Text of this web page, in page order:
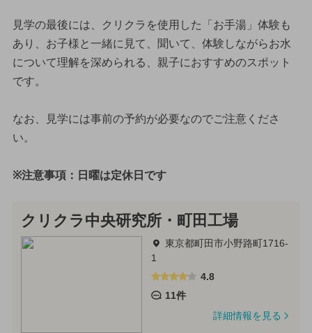
見学の最後には、クリクラを使用した「お手湯」体験も
あり、お子様と一緒に見て、聞いて、体験しながらお水
について理解を深められる、親子におすすめのスポット
です。
なお、見学には事前の予約が必要なのでご注意くださ
い。
※注意事項：日曜は定休日です
クリクラ中央研究所・町田工場
東京都町田市小野路町1716-
1
4.8
11件
詳細情報を見る